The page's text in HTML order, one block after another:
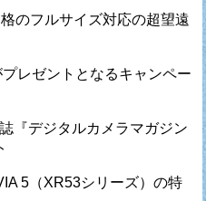
のフルサイズ対応の超望遠
レゼントとなるキャンペー
『デジタルカメラマガジン
5（XR53シリーズ）の特